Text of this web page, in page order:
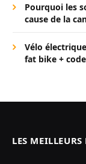
Pourquoi les
cause de la
Vélo
fat bike +
LES